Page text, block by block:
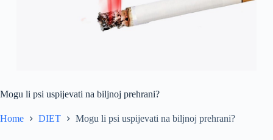
Mogu li psi uspijevati na biljnoj prehrani?
Home DIET Mogu li psi uspijevati na biljnoj prehrani?